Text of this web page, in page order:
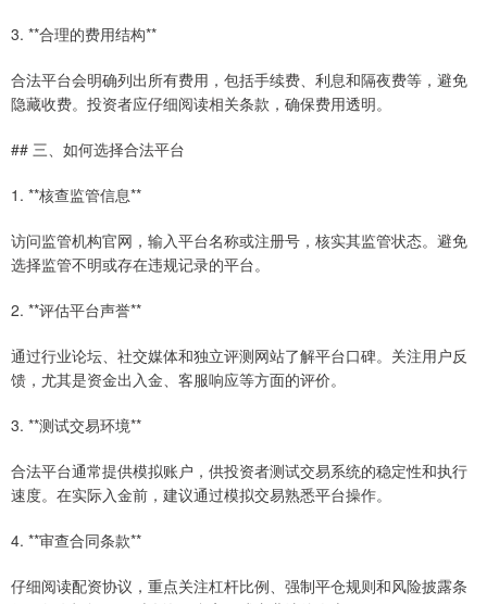
3. **合理的费用结构**
合法平台会明确列出所有费用，包括手续费、利息和隔夜费等，避免
隐藏收费。投资者应仔细阅读相关条款，确保费用透明。
## 三、如何选择合法平台
1. **核查监管信息**
访问监管机构官网，输入平台名称或注册号，核实其监管状态。避免
选择监管不明或存在违规记录的平台。
2. **评估平台声誉**
通过行业论坛、社交媒体和独立评测网站了解平台口碑。关注用户反
馈，尤其是资金出入金、客服响应等方面的评价。
3. **测试交易环境**
合法平台通常提供模拟账户，供投资者测试交易系统的稳定性和执行
速度。在实际入金前，建议通过模拟交易熟悉平台操作。
4. **审查合同条款**
仔细阅读配资协议，重点关注杠杆比例、强制平仓规则和风险披露条